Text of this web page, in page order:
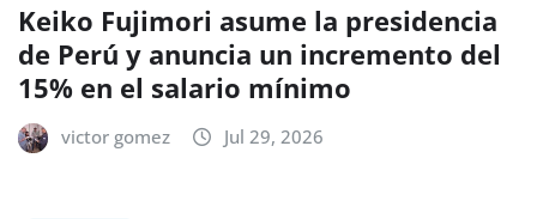
Keiko Fujimori asume la presidencia
de Perú y anuncia un incremento del
15% en el salario mínimo
victor gomez Jul 29, 2026